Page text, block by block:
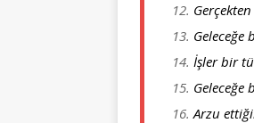
Geleceğe
İşler bir
Geleceğe
Arzu